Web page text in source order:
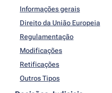
Informações gerais
Direito da União Europeia
Regulamentação
Modificações
Retificações
Outros Tipos